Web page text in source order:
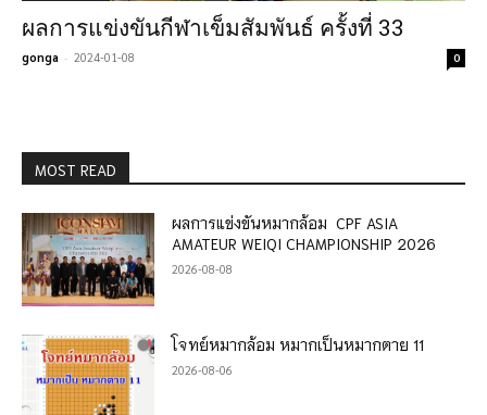
ผลการแข่งขันกีฬาเข็มสัมพันธ์ ครั้งที่ 33
gonga - 2024-01-08 0
MOST READ
ผลการแข่งขันหมากล้อม CPF ASIA
AMATEUR WEIQI CHAMPIONSHIP 2026
2026-08-08
โจทย์หมากล้อม หมากเป็นหมากตาย 11
2026-08-06